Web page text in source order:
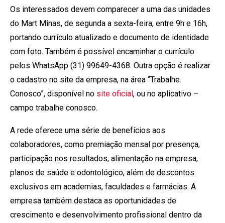
Os interessados devem comparecer a uma das unidades
do Mart Minas, de segunda a sexta-feira, entre 9h e 16h,
portando currículo atualizado e documento de identidade
com foto. Também é possível encaminhar o currículo
pelos WhatsApp (31) 99649-4368. Outra opção é realizar
o cadastro no site da empresa, na área “Trabalhe
Conosco”, disponível no site oficial, ou no aplicativo –
campo trabalhe conosco.
A rede oferece uma série de benefícios aos
colaboradores, como premiação mensal por presença,
participação nos resultados, alimentação na empresa,
planos de saúde e odontológico, além de descontos
exclusivos em academias, faculdades e farmácias. A
empresa também destaca as oportunidades de
crescimento e desenvolvimento profissional dentro da